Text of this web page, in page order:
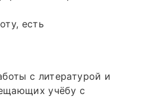
есть
с литературой и
учёбу с